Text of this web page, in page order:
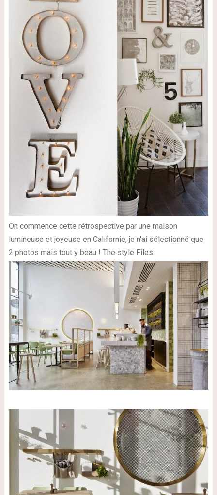
On commence cette rétrospective par une maison
lumineuse et joyeuse en Californie, je n'ai sélectionné que
2 photos mais tout y beau ! The style Files